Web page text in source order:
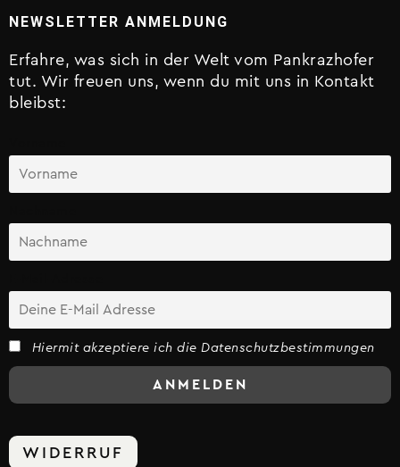
NEWSLETTER ANMELDUNG
Erfahre, was sich in der Welt vom Pankrazhofer
tut. Wir freuen uns, wenn du mit uns in Kontakt
bleibst:
Hiermit akzeptiere ich die Datenschutzbestimmungen
WIDERRUF